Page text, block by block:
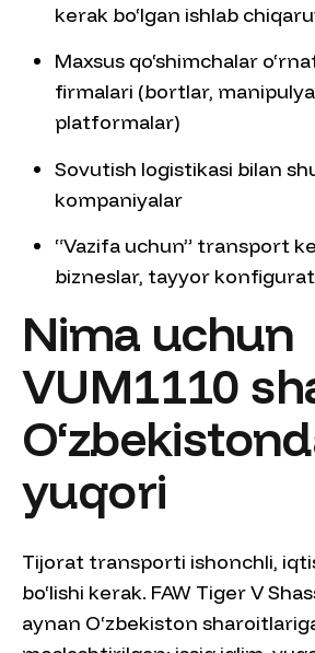
kerak bo‘lgan ishlab
Maxsus qo‘shimchalar
firmalari (bortlar,
platformalar)
Sovutish logistikasi bilan
kompaniyalar
“Vazifa uchun” transport
bizneslar, tayyor
Nima uchun
VUM1110
yuqori
Tijorat transporti ishonchli,
bo‘lishi kerak. FAW Tiger V
aynan O‘zbekiston